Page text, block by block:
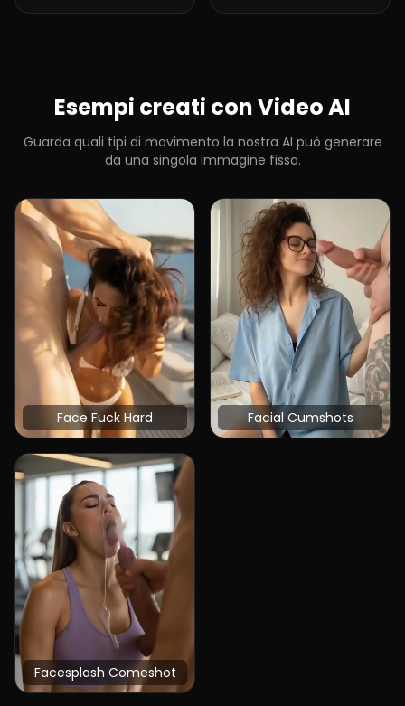
Esempi creati con Video AI
Guarda quali tipi di movimento la nostra AI può generare
da una singola immagine fissa.
Face Fuck Hard Facial Cumshots
Facesplash Comeshot